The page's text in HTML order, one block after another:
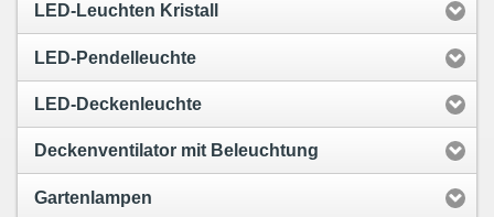
LED-Leuchten Kristall
LED-Pendelleuchte
LED-Deckenleuchte
Deckenventilator mit Beleuchtung
Gartenlampen